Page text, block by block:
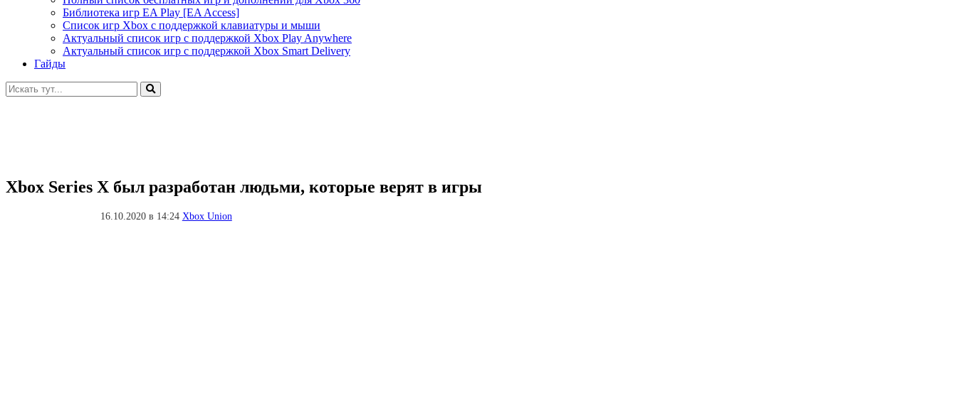
Библиотека игр EA Play [EA Access]
Список игр Xbox c поддержкой клавиатуры и мыши
Актуальный список игр с поддержкой Xbox Play Anywhere
Актуальный список игр с поддержкой Xbox Smart Delivery
Гайды
Искать:
Xbox Series X был разработан людьми, которые верят в игры
16.10.2020 в 14:24 Xbox Union